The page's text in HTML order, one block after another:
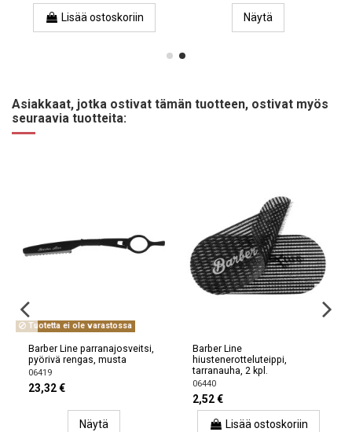
Lisää ostoskoriin
Näytä
Asiakkaat, jotka ostivat tämän tuotteen, ostivat myös
seuraavia tuotteita:
Tuotetta ei ole varastossa
Barber Line parranajosveitsi,
pyörivä rengas, musta
06419
23,32 €
Näytä
Barber Line
hiustenerotteluteippi,
tarranauha, 2 kpl.
06440
2,52 €
Lisää ostoskoriin